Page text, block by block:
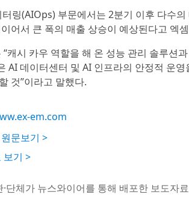
링(AIOps) 부문에서는 2분기 이후 다수
어서 큰 폭의 매출 상승이 예상된다고 엑
캐시 카우 역할을 해 온 성능 관리 솔루션
AI 데이터센터 및 AI 인프라의 안정적 운
것”이라고 말했다.
em.com
문보기 >
보기 >
·단체가 뉴스와이어를 통해 배포한 보도자